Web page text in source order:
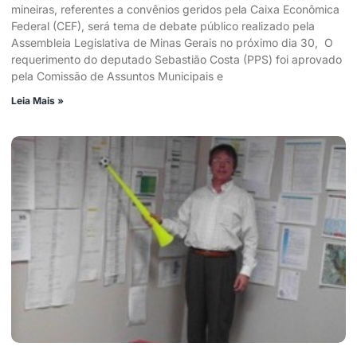
mineiras, referentes a convênios geridos pela Caixa Econômica
Federal (CEF), será tema de debate público realizado pela
Assembleia Legislativa de Minas Gerais no próximo dia 30, O
requerimento do deputado Sebastião Costa (PPS) foi aprovado
pela Comissão de Assuntos Municipais e
Leia Mais »